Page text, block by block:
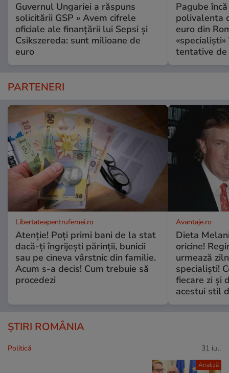
Guvernul Ungariei a răspuns
solicitării GSP » Avem cifrele
oficiale ale finanțării lui Sepsi și
Csikszereda: sunt milioane de
euro
Pagube
polivalenta
euro din
tentative de
PARTENERI
Libertateapentrufemei.ro
Atenție! Poți primi bani de la stat
dacă-ți îngrijești părinții, bunicii
sau pe cineva vârstnic din familie.
Acum s-a decis! Cum trebuie să
procedezi
Avantaje.ro
Dieta
oricine!
urmează
specialiști!
fiecare zi și
acestui stil
ȘTIRI ROMÂNIA
Analiză
Politică 31 iul.